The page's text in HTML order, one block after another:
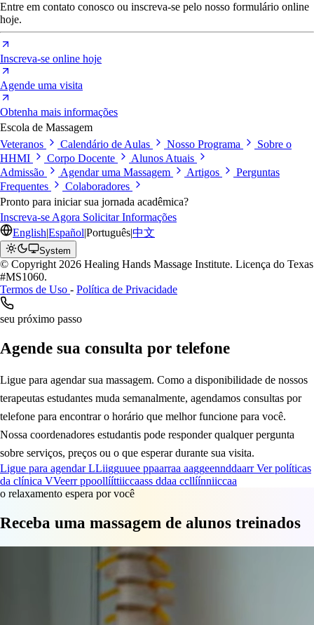
Entre em contato conosco ou inscreva-se pelo nosso formulário online
hoje.
Inscreva-se online hoje
Agende uma visita
Obtenha mais informações
Escola de Massagem
Veteranos
Calendário de Aulas Nosso Programa
Sobre o
HHMI
Corpo Docente
Alunos Atuais
Admissão
Agendar uma Massagem Artigos
Perguntas
Frequentes
Colaboradores
Pronto para iniciar sua jornada acadêmica?
Inscreva-se Agora Solicitar Informações
English|Español|Português|中文
System
© Copyright 2026 Healing Hands Massage Institute. Licença do Texas
#MS1060.
Termos de Uso - Política de Privacidade
seu próximo passo
Agende sua consulta por telefone
Ligue para agendar sua massagem. Como a disponibilidade de nossos
terapeutas estudantes muda semanalmente, agendamos consultas por
telefone para encontrar o horário que melhor funcione para você.
Nossa coordenadores estudantis pode responder qualquer pergunta
sobre serviços, preços ou o que esperar durante sua visita.
Ligue para agendar LLiigguuee ppaarraa aaggeennddaarr Ver políticas
da clínica VVeerr ppoollííttiiccaass ddaa ccllíínniiccaa
o relaxamento espera por você
Receba uma massagem de alunos treinados